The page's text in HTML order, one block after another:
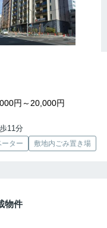
円～20,000円
11分
ーター 敷地内ごみ置き場
物件